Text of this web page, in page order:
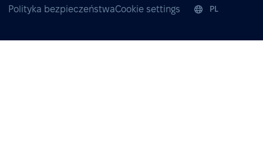
Polityka bezpieczeństwaCookie settings PL